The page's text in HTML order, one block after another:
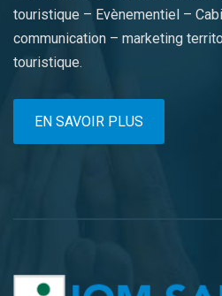
touristique – Evènementiel –
communication – marketing
touristique.
EN SAVOIR PLUS